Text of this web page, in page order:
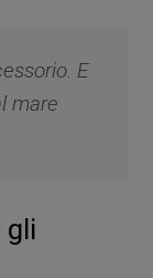
E
mare
gli